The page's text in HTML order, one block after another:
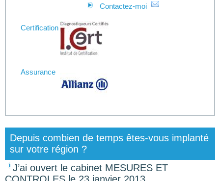
Contactez-moi
Certification
Assurance
Depuis combien de temps êtes-vous implanté
sur votre région ?
J’ai ouvert le cabinet MESURES ET